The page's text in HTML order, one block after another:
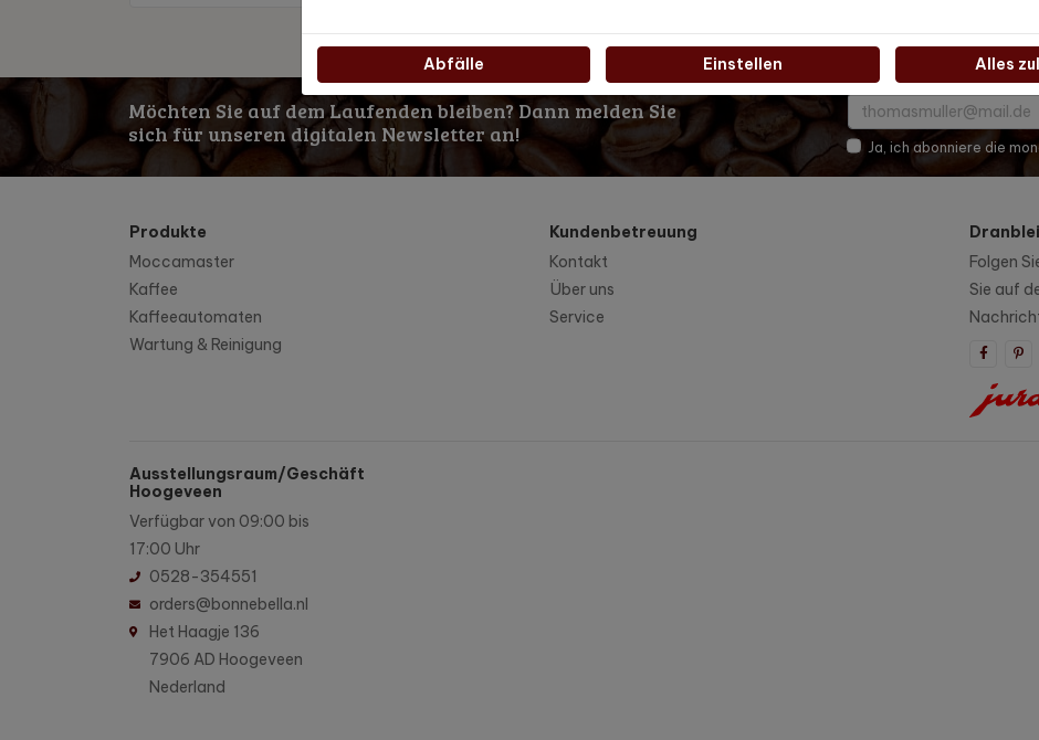
Möchten Sie auf dem Laufenden bleiben? Dann melden Sie
sich für unseren digitalen Newsletter an!
Ja, ich abonniere die
Produkte
Moccamaster
Kaffee
Kaffeeautomaten
Wartung & Reinigung
Kundenbetreuung
Kontakt
Über uns
Service
Folgen
Sie auf
Ausstellungsraum/Geschäft
Hoogeveen
Verfügbar von 09:00 bis
17:00 Uhr
0528-354551
orders@bonnebella.nl
Het Haagje 136
7906 AD Hoogeveen
Nederland
Abfälle Einstellen Alles